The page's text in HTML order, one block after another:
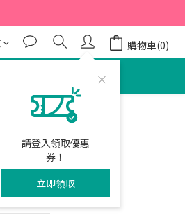
請登入領取優惠
券！
立即領取
購物車(0)
配方
立即購買